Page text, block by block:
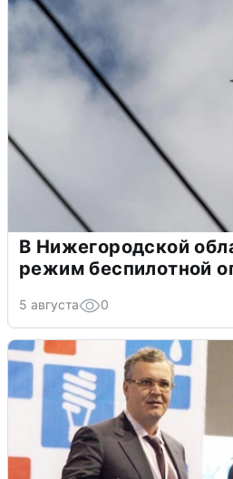
В Нижегородской
режим беспилотной
5 августа 0